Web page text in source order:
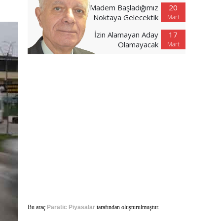
20
Mart
Madem Başladığımız
Noktaya Gelecektik
17
Mart
İzin Alamayan Aday
Olamayacak
Bu araç Paratic Piyasalar tarafından oluşturulmuştur.